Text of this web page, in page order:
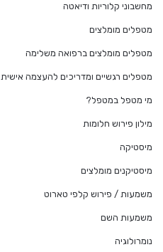
מחשבוני קלוריות ודיאטה
מטפלים מומלצים
מטפלים מומלצים ברפואה משלימה
מטפלים רגשיים ומדריכים להעצמה אישית
מי מטפל במטפל?
מילון פירוש חלומות
מיסטיקה
מיסטיקנים מומלצים
משמעות / פירוש קלפי טארוט
משמעות השם
נומרולוגיה